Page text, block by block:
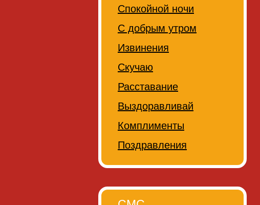
Спокойной ночи
С добрым утром
Извинения
Скучаю
Расставание
Выздоравливай
Комплименты
Поздравления